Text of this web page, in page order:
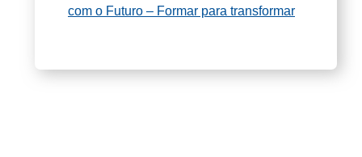
com o Futuro – Formar para transformar